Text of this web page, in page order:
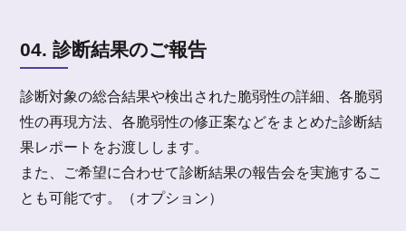
04. 診断結果のご報告
診断対象の総合結果や検出された脆弱性の詳細、各脆弱
性の再現方法、各脆弱性の修正案などをまとめた診断結
果レポートをお渡しします。
また、ご希望に合わせて診断結果の報告会を実施するこ
とも可能です。（オプション）